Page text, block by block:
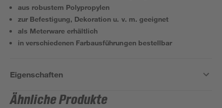
aus robustem Polypropylen
zur Befestigung, Dekoration u. v. m. geeignet
als Meterware erhältlich
in verschiedenen Farbausführungen bestellbar
Eigenschaften
Ähnliche Produkte